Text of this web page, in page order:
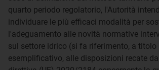
quarto periodo regolatorio, l'Autorità
individuare le più efficaci modalità per
l'adeguamento alle novità normative
sul settore idrico (si fa riferimento, a titolo
esemplificativo, alle disposizioni recate